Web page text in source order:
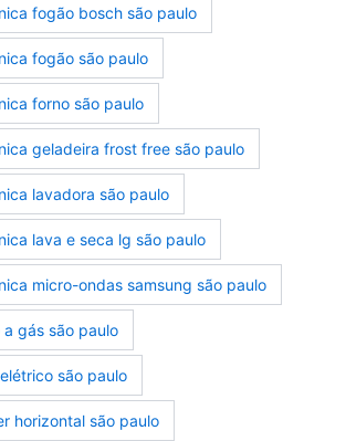
fogão bosch são paulo
fogão são paulo
forno são paulo
geladeira frost free são paulo
lavadora são paulo
lava e seca lg são paulo
micro-ondas samsung são paulo
gás são paulo
são paulo
horizontal são paulo